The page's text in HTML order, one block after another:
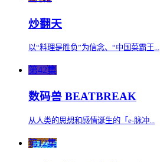
炒翻天
以“料理是胜负”为信念、“中国菜霸王...
第42集
数码兽 BEATBREAK
从人类的思想和感情诞生的「e-脉冲...
第12集